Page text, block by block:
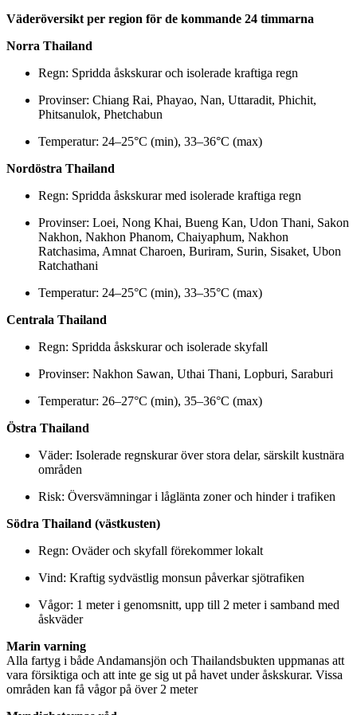
Väderöversikt per region för de kommande 24 timmarna
Norra Thailand
Regn: Spridda åskskuraroch isolerade kraftiga regn
Provinser: Chiang Rai, Phayao, Nan, Uttaradit, Phichit,
Phitsanulok, Phetchabun
Temperatur: 24–25°C (min), 33–36°C (max)
Nordöstra Thailand
Regn: Spridda åskskurarmed isolerade kraftiga regn
Provinser: Loei, Nong Khai, Bueng Kan, Udon Thani, Sakon
Nakhon, Nakhon Phanom, Chaiyaphum, Nakhon
Ratchasima, Amnat Charoen, Buriram, Surin, Sisaket, Ubon
Ratchathani
Temperatur: 24–25°C (min), 33–35°C (max)
Centrala Thailand
Regn: Spridda åskskuraroch isolerade skyfall
Provinser: Nakhon Sawan, Uthai Thani, Lopburi, Saraburi
Temperatur: 26–27°C (min), 35–36°C (max)
Östra Thailand
Väder: Isolerade regnskuraröverstora delar, särskilt kustnära
områden
Risk: Översvämningari låglänta zoneroch hinderi trafiken
Södra Thailand (västkusten)
Regn: Oväderoch skyfall förekommerlokalt
Vind: Kraftig sydvästlig monsun påverkarsjötrafiken
Vågor: 1 meteri genomsnitt, upp till 2 meteri samband med
åskväder
Marin varning
Alla fartyg i både Andamansjön och Thailandsbukten uppmanas att
vara försiktiga och att inte ge sig ut på havet underåskskurar. Vissa
områden kan få vågorpå över 2 meter